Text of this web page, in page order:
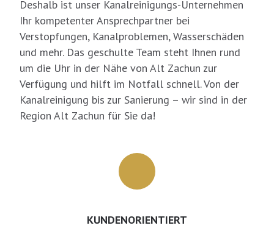
Deshalb ist unser Kanalreinigungs-Unternehmen
Ihr kompetenter Ansprechpartner bei
Verstopfungen, Kanalproblemen, Wasserschäden
und mehr. Das geschulte Team steht Ihnen rund
um die Uhr in der Nähe von Alt Zachun zur
Verfügung und hilft im Notfall schnell. Von der
Kanalreinigung bis zur Sanierung – wir sind in der
Region Alt Zachun für Sie da!
KUNDENORIENTIERT